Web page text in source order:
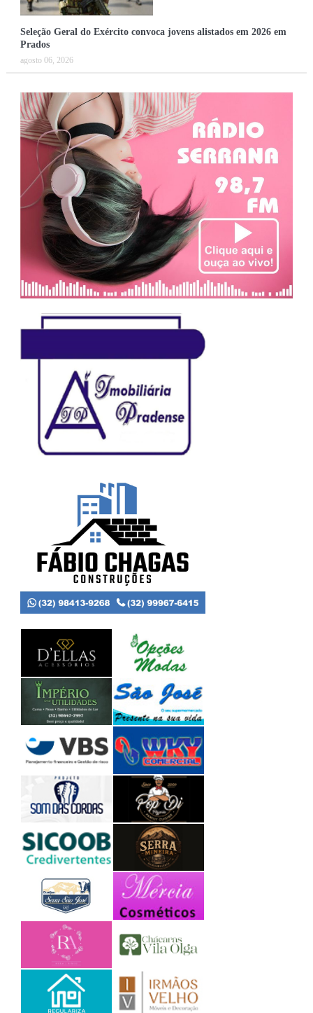
Seleção Geral do Exército convoca jovens alistados em 2026 em
Prados
agosto 06, 2026